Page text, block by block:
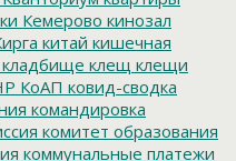
Кемерово кинозал
китай кишечная
кладбище клещ клещи
КоАП ковид-сводка
командировка
комитет образования
коммунальные платежи